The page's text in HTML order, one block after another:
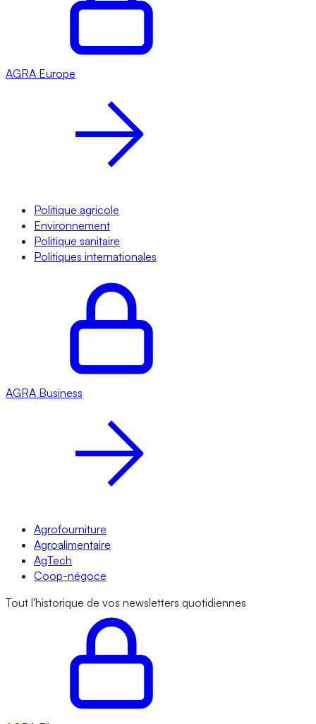
AGRA Europe
Politique agricole
Environnement
Politique sanitaire
Politiques internationales
AGRA Business
Agrofourniture
Agroalimentaire
AgTech
Coop-négoce
Tout l'historique de vos newsletters quotidiennes